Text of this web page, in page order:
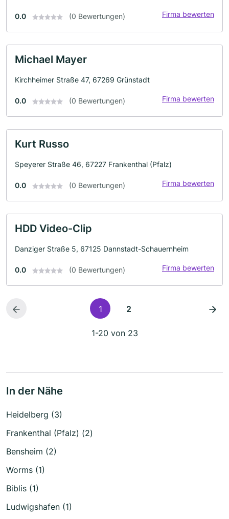
0.0 (0 Bewertungen) Firma bewerten
Michael Mayer
Kirchheimer Straße 47, 67269 Grünstadt
0.0 (0 Bewertungen) Firma bewerten
Kurt Russo
Speyerer Straße 46, 67227 Frankenthal (Pfalz)
0.0 (0 Bewertungen) Firma bewerten
HDD Video-Clip
Danziger Straße 5, 67125 Dannstadt-Schauernheim
0.0 (0 Bewertungen) Firma bewerten
1 2
1-20 von 23
In der Nähe
Heidelberg (3)
Frankenthal (Pfalz) (2)
Bensheim (2)
Worms (1)
Biblis (1)
Ludwigshafen (1)